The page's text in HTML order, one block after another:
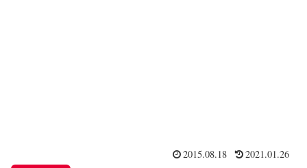
2015.08.18 2021.01.26